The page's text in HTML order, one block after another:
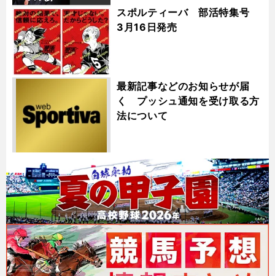
スポルティーバ 部活特集号
3月16日発売
最新記事などのお知らせが届
く プッシュ通知を受け取る方
法について